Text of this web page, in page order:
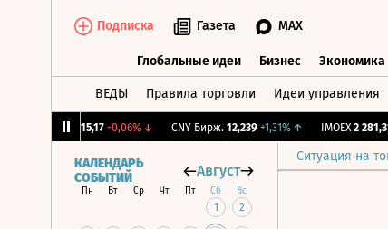
Подписка Газета MAX
Глобальные идеи Бизнес Экономика
ВЕДЫ Правила торговли Идеи управления
115,17 -0,06%↓ CNY Бирж. 12,239 +1,31%↑ IMOEX 2 281,31
Ситуация на
КАЛЕНДАРЬ
СОБЫТИЙ
Август
Пн Вт Ср Чт Пт Сб Вс
1 2